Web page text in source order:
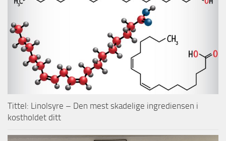
Tittel: Linolsyre – Den mest skadelige ingrediensen i
kostholdet ditt